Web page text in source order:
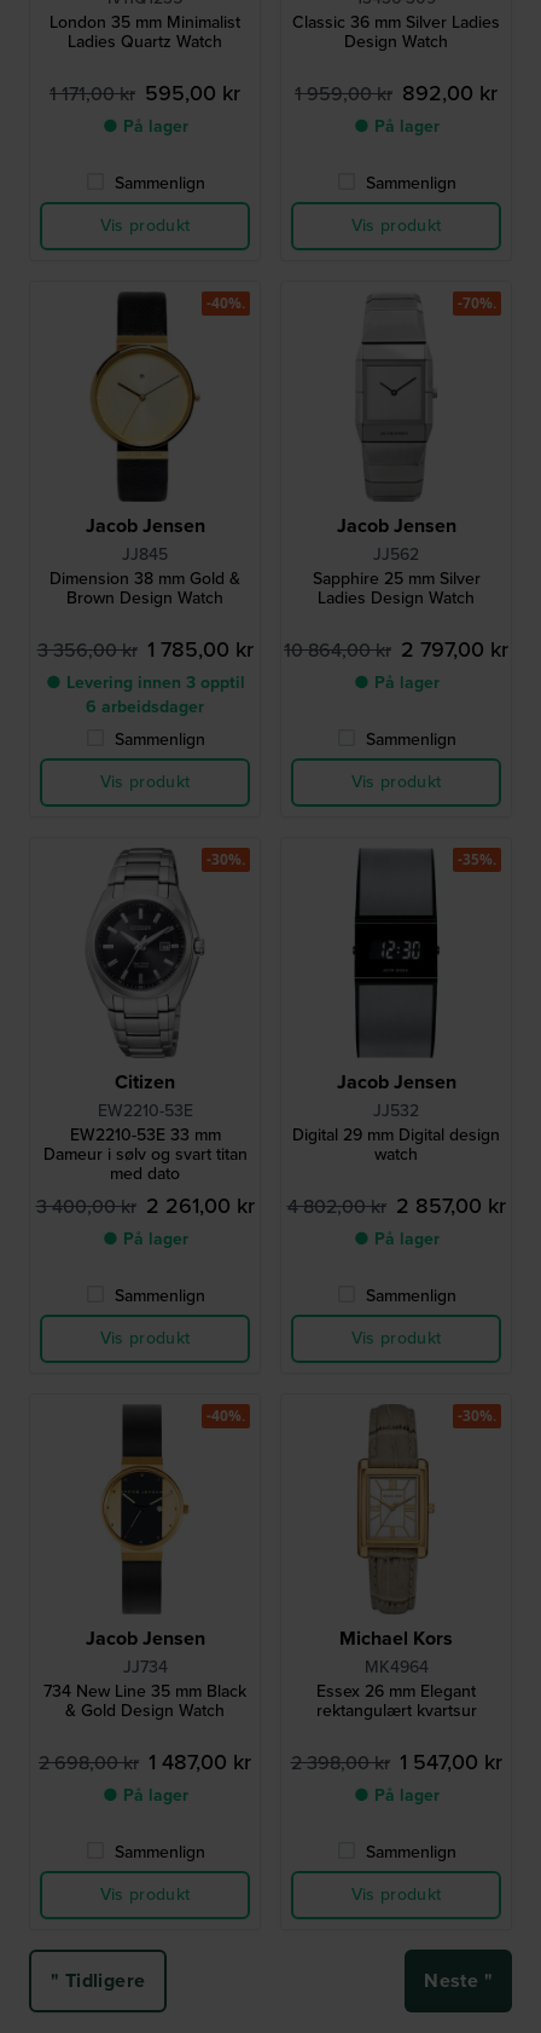
London 35 mm Minimalist
Ladies Quartz Watch
1 171,00 kr 595,00 kr
● På lager
Sammenlign
Vis produkt
Classic 36 mm Silver Ladies
Design Watch
1 959,00 kr 892,00 kr
● På lager
Sammenlign
Vis produkt
Jacob Jensen
JJ845
Dimension 38 mm Gold &
Brown Design Watch
3 356,00 kr 1 785,00 kr
● Levering innen 3 opptil
6 arbeidsdager
Sammenlign
Vis produkt
-40%.
Jacob Jensen
JJ562
Sapphire 25 mm Silver
Ladies Design Watch
10 864,00 kr 2 797,00 kr
● På lager
Sammenlign
Vis produkt
-70%.
Citizen
EW2210-53E
EW2210-53E 33 mm
Dameur i sølv og svart titan
med dato
3 400,00 kr 2 261,00 kr
● På lager
Sammenlign
Vis produkt
-30%.
Jacob Jensen
JJ532
Digital 29 mm Digital design
watch
4 802,00 kr 2 857,00 kr
● På lager
Sammenlign
Vis produkt
-35%.
Jacob Jensen
JJ734
734 New Line 35 mm Black
& Gold Design Watch
2 698,00 kr 1 487,00 kr
● På lager
Sammenlign
Vis produkt
-40%.
Michael Kors
MK4964
Essex 26 mm Elegant
rektangulært kvartsur
2 398,00 kr 1 547,00 kr
● På lager
Sammenlign
Vis produkt
-30%.
" Tidligere Neste "